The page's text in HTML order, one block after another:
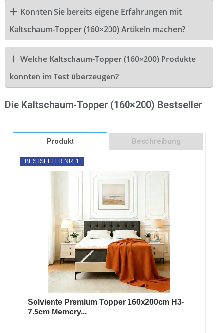
Konnten Sie bereits eigene Erfahrungen mit
Kaltschaum-Topper (160×200) Artikeln machen?
Welche Kaltschaum-Topper (160×200) Produkte
konnten im Test überzeugen?
Die Kaltschaum-Topper (160×200) Bestseller
Produkt Beschreibung
BESTSELLER NR. 1
Solviente Premium Topper 160x200cm H3-
7.5cm Memory...